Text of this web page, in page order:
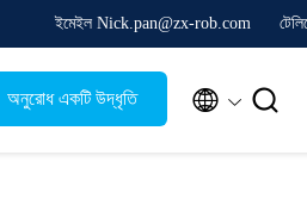
ইমেইল Nick.pan@zx-rob.com
অনুরোধ একটি উদ্ধৃতি  